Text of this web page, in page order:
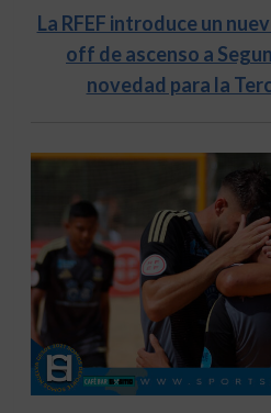
La RFEF introduce un
off de ascenso a
novedad para la